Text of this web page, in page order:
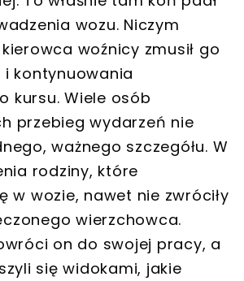
wozu. Niczym
woźnicy zmusił go
kontynuowania
kursu. Wiele osób
przebieg wydarzeń nie
ważnego szczegółu. W
rodziny, które
w wozie, nawet nie zwróciły
wierzchowca.
on do swojej pracy, a
się widokami, jakie